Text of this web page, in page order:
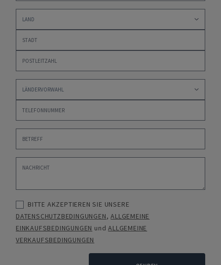
BITTE AKZEPTIEREN SIE UNSERE
DATENSCHUTZBEDINGUNGEN,ALLGEMEINE
EINKAUFSBEDINGUNGEN undALLGEMEINE
VERKAUFSBEDINGUNGEN